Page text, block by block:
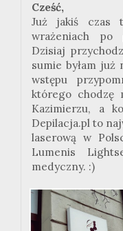
Cześć,
Już jakiś czas
wrażeniach po
Dzisiaj
sumie byłam już
wstępu
którego chodzę
Kazimierzu, a
Depilacja.pl to
laserową w
Lumenis
medyczny. :)